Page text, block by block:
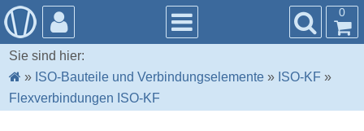
0
Sie sind hier:
» ISO-Bauteile und Verbindungselemente » ISO-KF »
Flexverbindungen ISO-KF